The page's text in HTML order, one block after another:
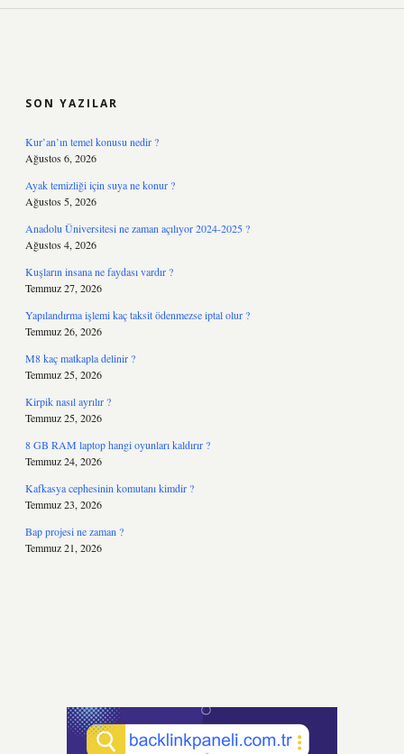
SON YAZILAR
Kur’an’ın temel konusu nedir ?
Ağustos 6, 2026
Ayak temizliği için suya ne konur ?
Ağustos 5, 2026
Anadolu Üniversitesi ne zaman açılıyor 2024-2025 ?
Ağustos 4, 2026
Kuşların insana ne faydası vardır ?
Temmuz 27, 2026
Yapılandırma işlemi kaç taksit ödenmezse iptal olur ?
Temmuz 26, 2026
M8 kaç matkapla delinir ?
Temmuz 25, 2026
Kirpik nasıl ayrılır ?
Temmuz 25, 2026
8 GB RAM laptop hangi oyunları kaldırır ?
Temmuz 24, 2026
Kafkasya cephesinin komutanı kimdir ?
Temmuz 23, 2026
Bap projesi ne zaman ?
Temmuz 21, 2026